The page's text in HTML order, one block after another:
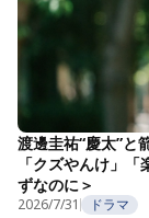
渡邊圭祐“慶太”と
「クズやんけ」
ずなのに＞
2026/7/31 ドラマ